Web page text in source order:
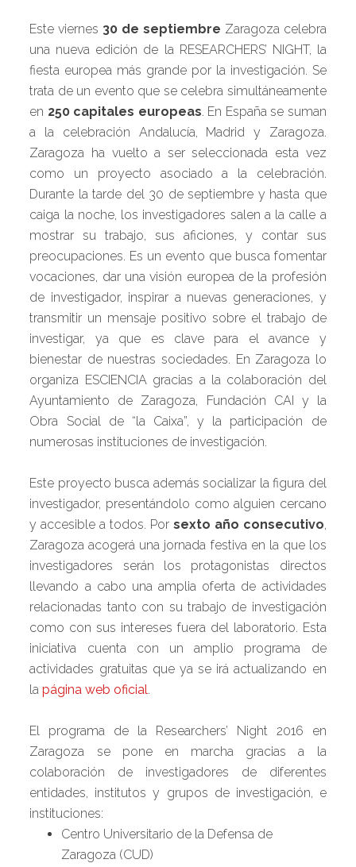
Este viernes 30 de septiembre Zaragoza celebra
una nueva edición de la RESEARCHERS’ NIGHT, la
fiesta europea más grande por la investigación. Se
trata de un evento que se celebra simultáneamente
en 250 capitales europeas. En España se suman
a la celebración Andalucía, Madrid y Zaragoza.
Zaragoza ha vuelto a ser seleccionada esta vez
como un proyecto asociado a la celebración.
Durante la tarde del 30 de septiembre y hasta que
caiga la noche, los investigadores salen a la calle a
mostrar su trabajo, sus aficiones, y contar sus
preocupaciones. Es un evento que busca fomentar
vocaciones, dar una visión europea de la profesión
de investigador, inspirar a nuevas generaciones, y
transmitir un mensaje positivo sobre el trabajo de
investigar, ya que es clave para el avance y
bienestar de nuestras sociedades. En Zaragoza lo
organiza ESCIENCIA gracias a la colaboración del
Ayuntamiento de Zaragoza, Fundación CAI y la
Obra Social de “la Caixa”, y la participación de
numerosas instituciones de investigación.
Este proyecto busca además socializar la figura del
investigador, presentándolo como alguien cercano
y accesible a todos. Por sexto año consecutivo,
Zaragoza acogerá una jornada festiva en la que los
investigadores serán los protagonistas directos
llevando a cabo una amplia oferta de actividades
relacionadas tanto con su trabajo de investigación
como con sus intereses fuera del laboratorio. Esta
iniciativa cuenta con un amplio programa de
actividades gratuitas que ya se irá actualizando en
lapágina web oficial.
El programa de la Researchers’ Night 2016 en
Zaragoza se pone en marcha gracias a la
colaboración de investigadores de diferentes
entidades, institutos y grupos de investigación, e
instituciones:
Centro Universitario de la Defensa de
Zaragoza (CUD)